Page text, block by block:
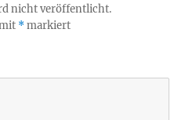
nicht veröffentlicht.
*markiert